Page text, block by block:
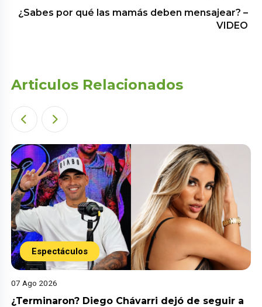
¿Sabes por qué las mamás deben mensajear? –
VIDEO
Articulos Relacionados
Espectáculos
07 Ago 2026
¿Terminaron? Diego Chávarri dejó de seguir a